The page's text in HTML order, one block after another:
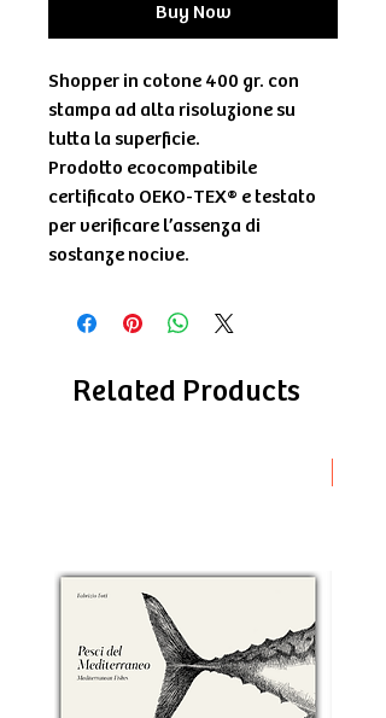
Buy Now
Shopper in cotone 400 gr. con
stampa ad alta risoluzione su
tutta la superficie.
Prodotto ecocompatibile
certificato OEKO-TEX® e testato
per verificare l’assenza di
sostanze nocive.
Related Products